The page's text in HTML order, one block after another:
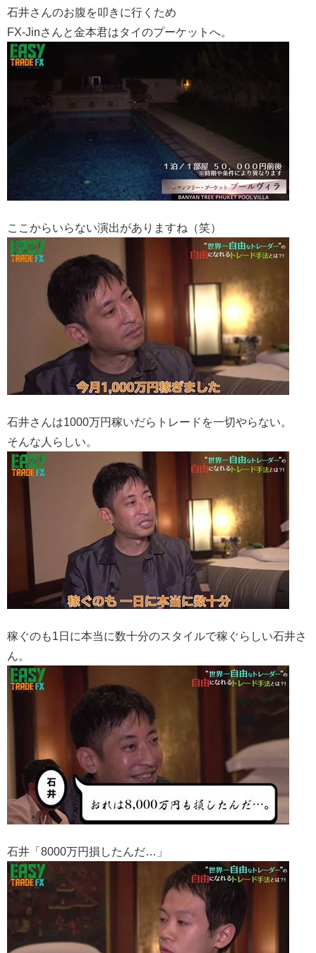
石井さんのお腹を叩きに行くため
FX-Jinさんと金本君はタイのプーケットへ。
ここからいらない演出がありますね（笑）
石井さんは1000万円稼いだらトレードを一切やらない。
そんな人らしい。
稼ぐのも1日に本当に数十分のスタイルで稼ぐらしい石井さ
ん。
石井「8000万円損したんだ…」